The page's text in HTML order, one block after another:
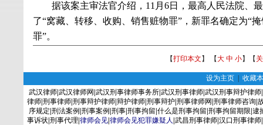
据该案主审法官介绍， 11 月 6日，最高人民法院、
了“窝藏、转移、收购、销售赃物罪”，新罪名确定为“
罪”。
【打印本文 】 【大 中 小】【
设为主页
收藏
武汉律师 武汉律师网 武汉刑事律师事务所 武汉刑事律师 武汉刑事辩护律师
律师 刑事律师 刑事辩护律师 辩护律师 刑事辩护 刑事律师网 刑事律师咨询
序规定 刑法案例 刑事案例 刑事 刑事拘留 什么是刑事拘留 刑事拘留期限 逮
事诉状 刑事代理 律师会见 律师会见犯罪嫌疑人 武昌刑事律师 汉口刑事律师